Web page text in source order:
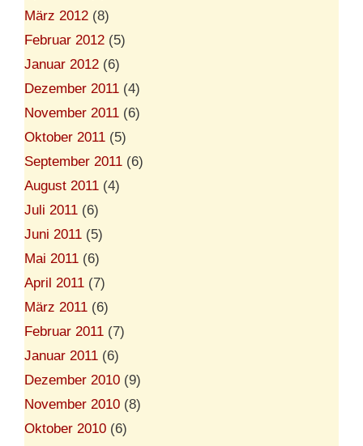
März 2012 (8)
Februar 2012 (5)
Januar 2012 (6)
Dezember 2011 (4)
November 2011 (6)
Oktober 2011 (5)
September 2011 (6)
August 2011 (4)
Juli 2011 (6)
Juni 2011 (5)
Mai 2011 (6)
April 2011 (7)
März 2011 (6)
Februar 2011 (7)
Januar 2011 (6)
Dezember 2010 (9)
November 2010 (8)
Oktober 2010 (6)